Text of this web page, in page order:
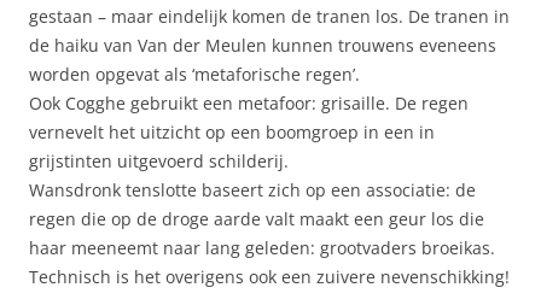
gestaan – maar eindelijk komen de tranen los. De tranen in
de haiku van Van der Meulen kunnen trouwens eveneens
worden opgevat als ‘metaforische regen’.
Ook Cogghe gebruikt een metafoor: grisaille. De regen
vernevelt het uitzicht op een boomgroep in een in
grijstinten uitgevoerd schilderij.
Wansdronk tenslotte baseert zich op een associatie: de
regen die op de droge aarde valt maakt een geur los die
haar meeneemt naar lang geleden: grootvaders broeikas.
Technisch is het overigens ook een zuivere nevenschikking!